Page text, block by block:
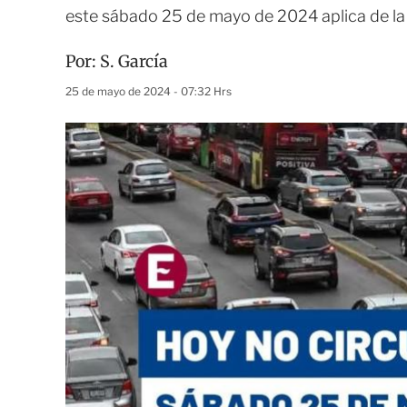
este sábado 25 de mayo de 2024 aplica de
Por: S. García
25 de mayo de 2024 - 07:32 Hrs